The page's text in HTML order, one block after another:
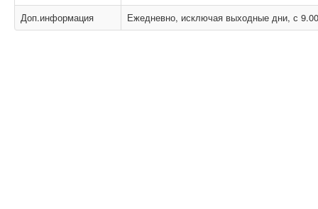
Доп.информация
Ежедневно, исключая выходные дни, с